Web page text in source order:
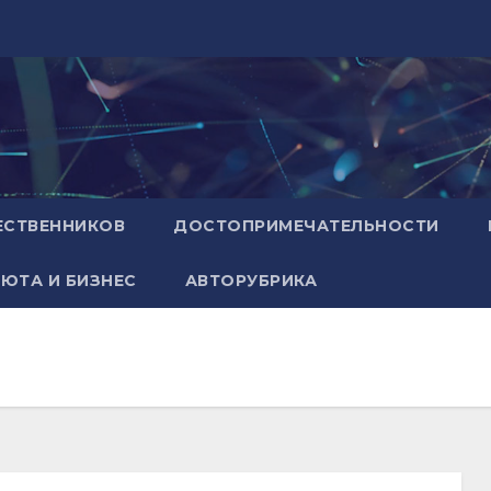
ДОСТОПРИМЕЧАТЕЛЬНОСТИ
И БИЗНЕС АВТОРУБРИКА